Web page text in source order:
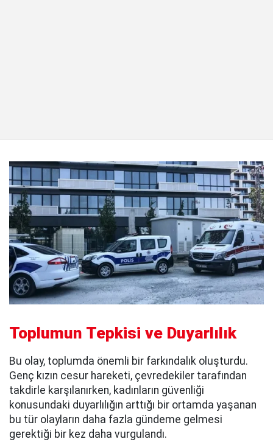
Toplumun Tepkisi ve Duyarlılık
Bu olay, toplumda önemli bir farkındalık oluşturdu.
Genç kızın cesur hareketi, çevredekiler tarafından
takdirle karşılanırken, kadınların güvenliği
konusundaki duyarlılığın arttığı bir ortamda yaşanan
bu tür olayların daha fazla gündeme gelmesi
gerektiği bir kez daha vurgulandı.